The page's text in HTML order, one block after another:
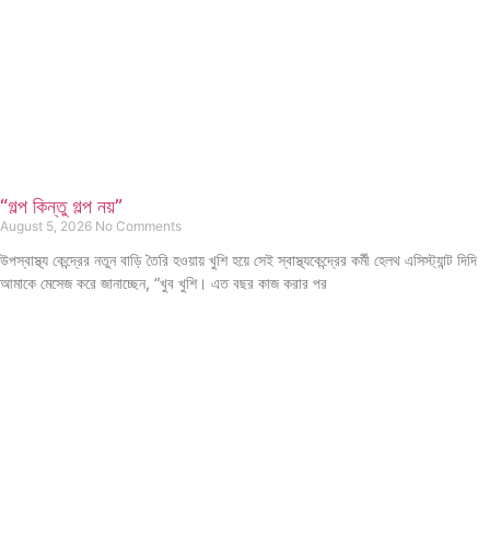
“গল্প কিন্তু গল্প নয়”
August 5, 2026 No Comments
উপস্বাস্থ্য কেন্দ্রের নতুন বাড়ি তৈরি হওয়ায় খুশি হয়ে সেই স্বাস্থ্যকেন্দ্রের কর্মী হেলথ এসিস্ট্যান্ট দিদি
আমাকে মেসেজ করে জানাচ্ছেন, “খুব খুশি। এত বছর কাজ করার পর